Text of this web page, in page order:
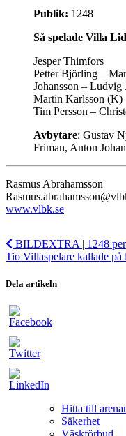
Publik: 1248
Så spelade Villa
Jesper Thimfors
Petter Björling –
Johansson – Ludvig
Martin Karlsson (K)
Tim Persson –
Avbytare: Gustav
Friman, Anton
Rasmus Abrahamsson
www.vlbk.se
BILDEXTRA | 1248
Tio Villaspelare kallade på
Dela artikeln
Hitta till
Säkerhet
Väskförbud